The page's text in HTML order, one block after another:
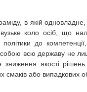
в якій
коло осіб, що
політики до
всю державу не
зниження якості
смаків або випадкових